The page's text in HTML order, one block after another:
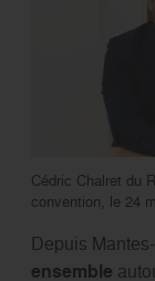
Cédric Chalret du
convention, le 24
Depuis
ensemble